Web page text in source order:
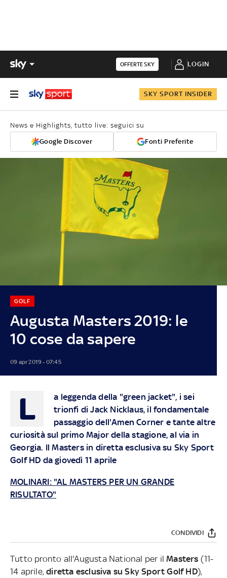
OFFERTE SKY LOGIN
SKY SPORT INSIDER
News e Highlights, tutto live: seguici su
Google Discover Fonti Preferite
Augusta Masters 2019: le
10 cose da sapere
GOLF
09 apr 2019 - 07:45
L
a leggenda della "green jacket", i sei
trionfi di Jack Nicklaus, il fondamentale
passaggio dell'Amen Corner e tante altre
curiosità sul primo Major della stagione, al via in
Georgia. Il Masters in diretta esclusiva su Sky Sport
Golf HD da giovedì 11 aprile
MOLINARI: "AL MASTERS PER UN GRANDE
RISULTATO"
CONDIVIDI
Tutto pronto all'Augusta National per ilMasters (11-
14 aprile,diretta esclusiva su Sky Sport Golf HD),